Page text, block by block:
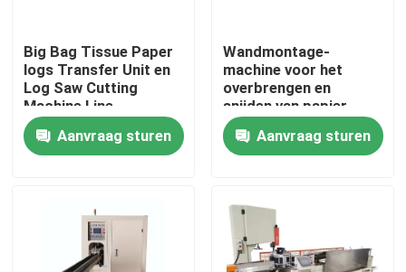
Thuis
Over ons
Producten
Big Bag Tissue Paper
logs Transfer Unit en
Log Saw Cutting
Machine Line
Aanvraag sturen
Wandmontage-
machine voor het
overbrengen en
snijden van papier
Aanvraag sturen